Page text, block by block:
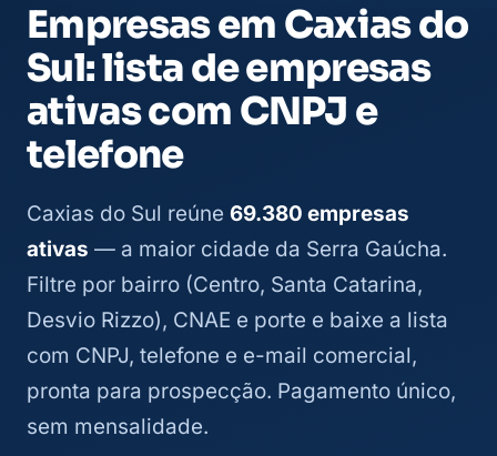
Empresas em Caxias do
Sul: lista de empresas
ativas com CNPJ e
telefone
Caxias do Sul reúne 69.380 empresas
ativas — a maior cidade da Serra Gaúcha.
Filtre por bairro (Centro, Santa Catarina,
Desvio Rizzo), CNAE e porte e baixe a lista
com CNPJ, telefone e e-mail comercial,
pronta para prospecção. Pagamento único,
sem mensalidade.